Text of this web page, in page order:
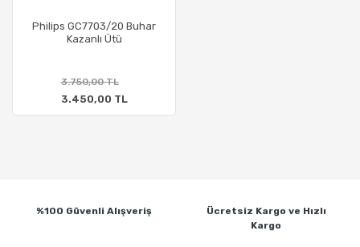
Philips GC7703/20 Buhar
Kazanlı Ütü
3.750,00 TL
3.450,00 TL
%100 Güvenli Alışveriş Ücretsiz Kargo ve Hızlı
Kargo